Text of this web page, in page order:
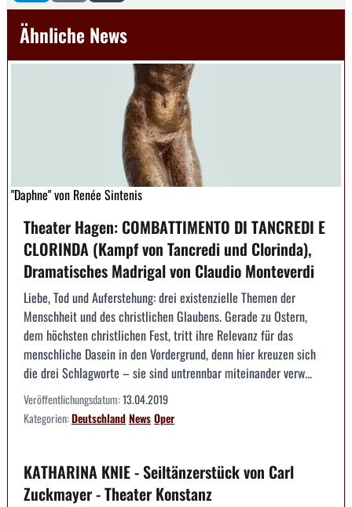
Ähnliche News
"Daphne" von Renée Sintenis
Theater Hagen: COMBATTIMENTO DI TANCREDI E
CLORINDA (Kampf von Tancredi und Clorinda),
Dramatisches Madrigal von Claudio Monteverdi
Liebe, Tod und Auferstehung: drei existenzielle Themen der
Menschheit und des christlichen Glaubens. Gerade zu Ostern,
dem höchsten christlichen Fest, tritt ihre Relevanz für das
menschliche Dasein in den Vordergrund, denn hier kreuzen sich
die drei Schlagworte – sie sind untrennbar miteinander verw...
Veröffentlichungsdatum:13.04.2019
Kategorien:DeutschlandNewsOper
KATHARINA KNIE - Seiltänzerstück von Carl
Zuckmayer - Theater Konstanz